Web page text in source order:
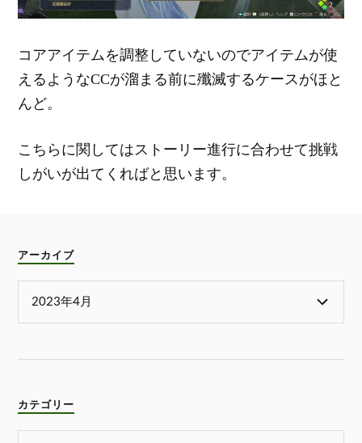
コアアイテムを調整していないのでアイテムが使
えるようなCCが溜まる前に殲滅するケースがほと
んど。
こちらに関してはストーリー進行に合わせて挑戦
しがいが出てくればと思います。
アーカイブ
カテゴリー